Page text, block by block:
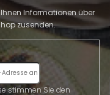
Informationen über
zusenden.